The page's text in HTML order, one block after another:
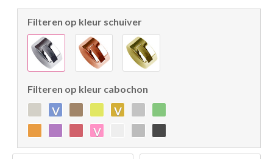
Filteren op kleur schuiver
Filteren op kleur cabochon
v
v
v